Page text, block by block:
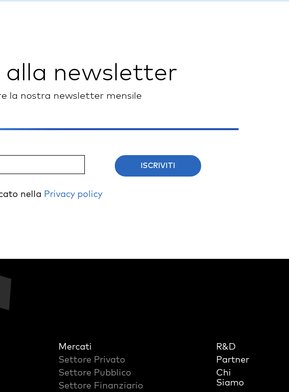
alla newsletter
la nostra newsletter mensile
ISCRIVITI
nella Privacy policy
Mercati
Settore Privato
Settore Pubblico
Settore Finanziario
R&D
Partner
Chi
Siamo